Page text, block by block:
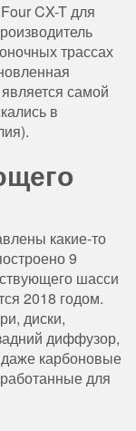
CX-T для
трассах
самой
в
какие-то
9
шасси
2018 годом.
диски,
диффузор,
карбоновые
для